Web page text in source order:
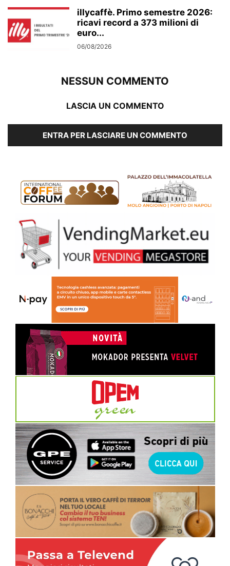
illycaffè. Primo semestre 2026:
ricavi record a 373 milioni di
euro...
06/08/2026
NESSUN COMMENTO
LASCIA UN COMMENTO
ENTRA PER LASCIARE UN COMMENTO